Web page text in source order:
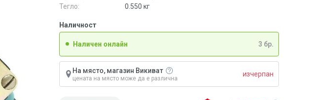
Тегло:
0.550 кг
Наличност
Наличен онлайн 3 бр.
На място, магазин Викиват
цената на място може да е различна
изчерпан